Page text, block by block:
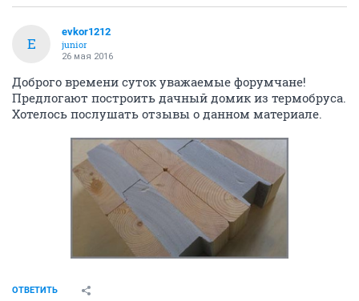
E
evkor1212
junior
26 мая 2016
Доброго времени суток уважаемые форумчане!
Предлогают построить дачный домик из термобруса.
Хотелось послушать отзывы о данном материале.
ОТВЕТИТЬ